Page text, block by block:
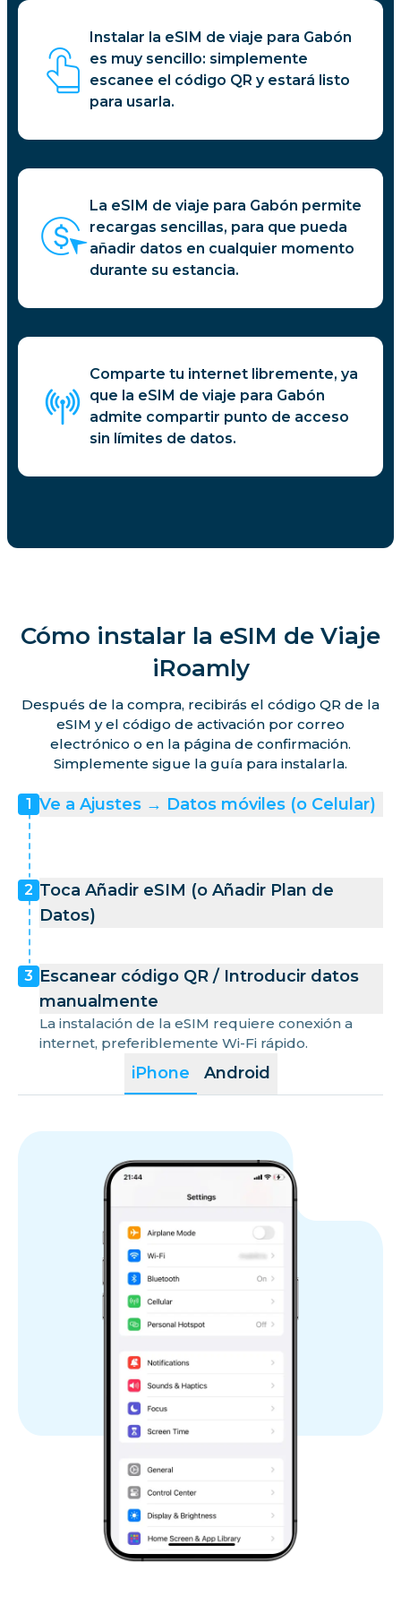
Instalar la eSIM de viaje para Gabón
es muy sencillo: simplemente
escanee el código QR y estará listo
para usarla.
La eSIM de viaje para Gabón permite
recargas sencillas, para que pueda
añadir datos en cualquier momento
durante su estancia.
Comparte tu internet libremente, ya
que la eSIM de viaje para Gabón
admite compartir punto de acceso
sin límites de datos.
Cómo instalar la eSIM de Viaje
iRoamly
Después de la compra, recibirás el código QR de la
eSIM y el código de activación por correo
electrónico o en la página de confirmación.
Simplemente sigue la guía para instalarla.
iPhone Android
1 Ve a Ajustes → Datos móviles (o Celular)
2 Toca Añadir eSIM (o Añadir Plan de
Datos)
3 Escanear código QR / Introducir datos
manualmente
La instalación de la eSIM requiere conexión a
internet, preferiblemente Wi-Fi rápido.